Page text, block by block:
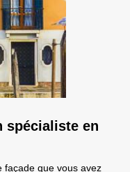
spécialiste en
façade que vous avez